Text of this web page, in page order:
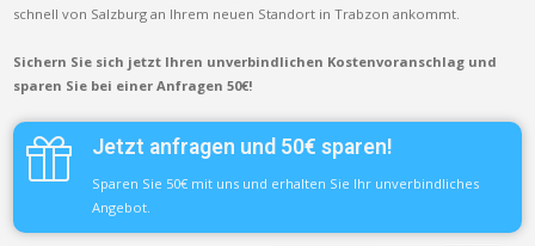
schnell von Salzburg an Ihrem neuen Standort in Trabzon ankommt.
Sichern Sie sich jetzt Ihren unverbindlichen Kostenvoranschlag und
sparen Sie bei einer Anfragen 50€!
Jetzt anfragen und 50€ sparen!
Sparen Sie 50€ mit uns und erhalten Sie Ihr unverbindliches
Angebot.